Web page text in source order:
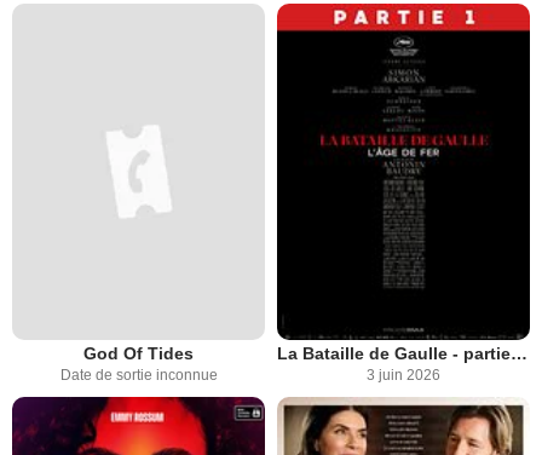
God Of Tides
Date de sortie inconnue
La Bataille de Gaulle - partie 1 : L'Âge de Fer
3 juin 2026